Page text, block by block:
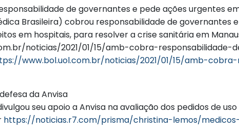
de governantes e pede ações urgentes
Brasileira) cobrou responsabilidade de governantes
em hospitais, para resolver a crise sanitária em
noticias/2021/01/15/amb-cobra-
www.bol.uol.com.br/noticias/2021/01/15/amb-
da Anvisa
seu apoio a Anvisa na avaliação dos pedidos de
https://noticias.r7.com/prisma/christina-lemos/